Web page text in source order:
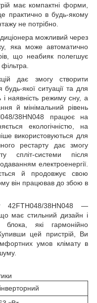
має компактні форми,
практично в будь-якому
не потрібно.
можливий через
яка може автоматично
що неабияк полегшує
дає змогу створити
якої ситуації та для
наявність режиму сну, а
й мінімальний рівень
38HN048 працює на
екологічністю, на
використовуються для
рестарту дає змогу
спліт-системи після
електроенергії.
й продовжує свою
він працював до збою в
42FTH048/38HN048 —
має стильний дизайн і
блока, які гармонійно
цей пристрій, Ви
умов клімату в